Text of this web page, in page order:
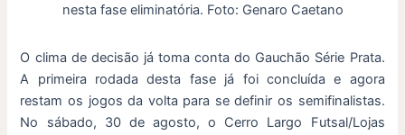
nesta fase eliminatória. Foto: Genaro Caetano
O clima de decisão já toma conta do Gauchão Série Prata.
A primeira rodada desta fase já foi concluída e agora
restam os jogos da volta para se definir os semifinalistas.
No sábado, 30 de agosto, o Cerro Largo Futsal/Lojas